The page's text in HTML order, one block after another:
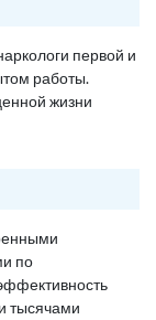
первой и
работы.
жизни
по
тысячами